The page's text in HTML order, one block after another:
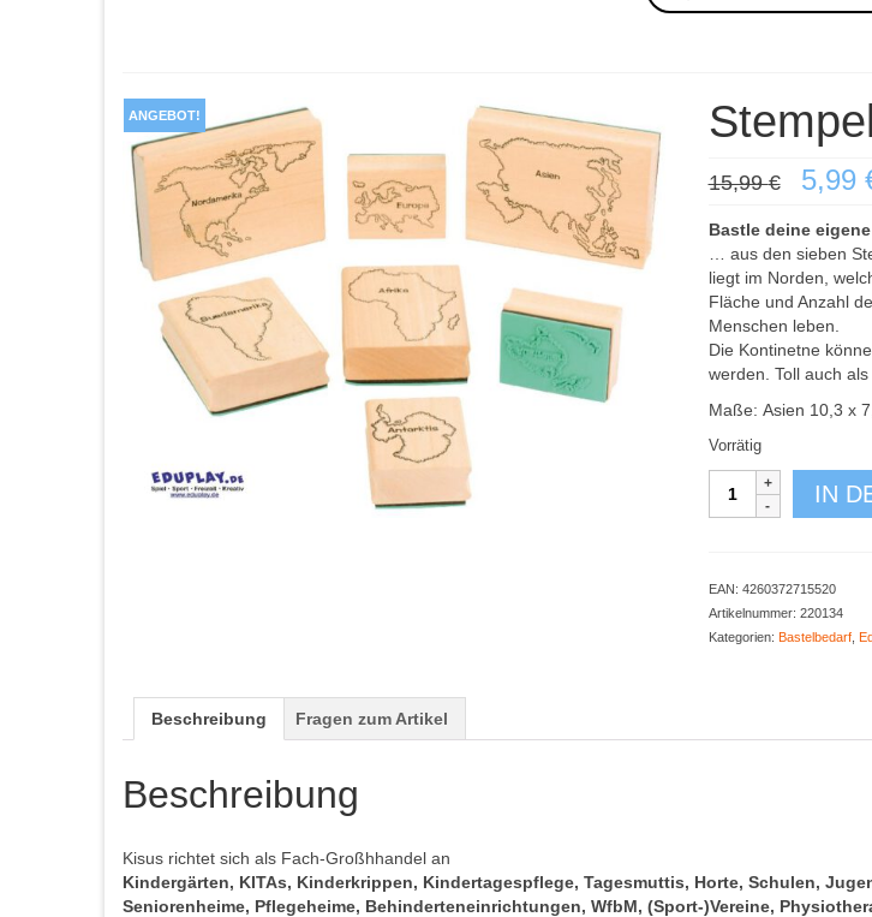
ANGEBOT!
15,99€
Preis
war:
5,99
Bastle deine
… aus den sieben
liegt im Norden,
Fläche und Anzahl
Menschen leben.
Die Kontinetne
werden. Toll auch
Maße: Asien 10,3 x
Vorrätig
Stempel
Weltkarte
IN
EAN: 4260372715520
Artikelnummer: 220134
Kategorien: Bastelbedarf,
Beschreibung Fragen zum Artikel
Beschreibung
Kisus richtet sich als Fach-Großhhandel an
Kindergärten, KITAs, Kinderkrippen, Kindertagespflege, Tagesmuttis, Horte, Schulen,
Seniorenheime, Pflegeheime, Behinderteneinrichtungen, WfbM, (Sport-)Vereine,